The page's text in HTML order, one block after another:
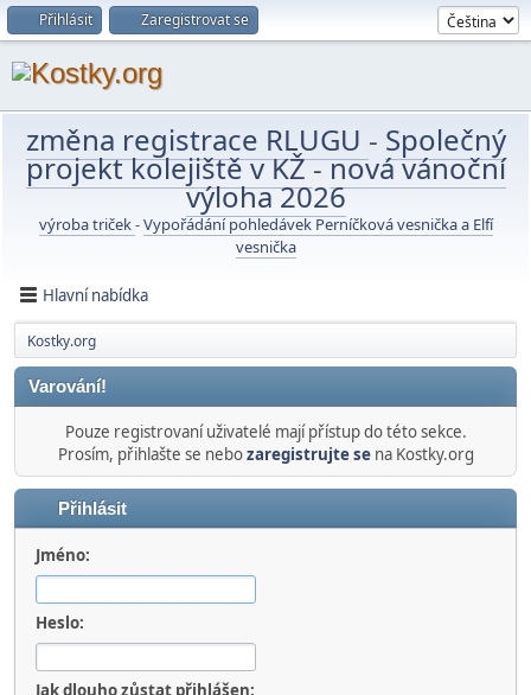
Přihlásit Zaregistrovat se
změna registrace RLUGU - Společný
projekt kolejiště v KŽ-nová vánoční
výloha 2026
výroba triček-Vypořádání pohledávek Perníčková vesnička a Elfí
vesnička
Hlavní nabídka
Kostky.org
Varování!
Pouze registrovaní uživatelé mají přístup do této sekce.
Prosím, přihlašte se nebozaregistrujte sena Kostky.org
Přihlásit
Jméno:
Heslo:
Jak dlouho zůstat přihlášen: